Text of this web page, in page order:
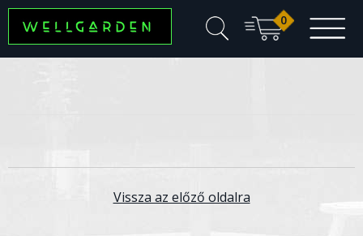
0
Vissza az előző oldalra